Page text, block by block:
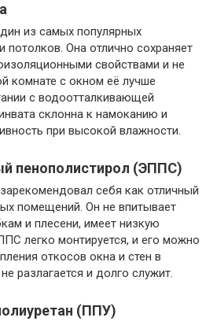
из самых популярных
потолков. Она отлично сохраняет
свойствами и не
комнате с окном её лучше
с водоотталкивающей
склонна к намоканию и
при высокой влажности.
пенополистирол (ЭППС)
себя как отличный
помещений. Он не впитывает
и плесени, имеет низкую
легко монтируется, и его можно
откосов окна и стен в
разлагается и долго служит.
(ППУ)